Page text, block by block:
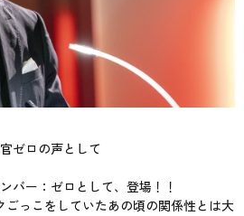
ゼロの声として
バー：ゼロとして、登場！！
ごっこをしていたあの頃の関係性とは大